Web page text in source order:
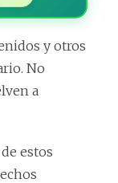
y otros
No
a
estos